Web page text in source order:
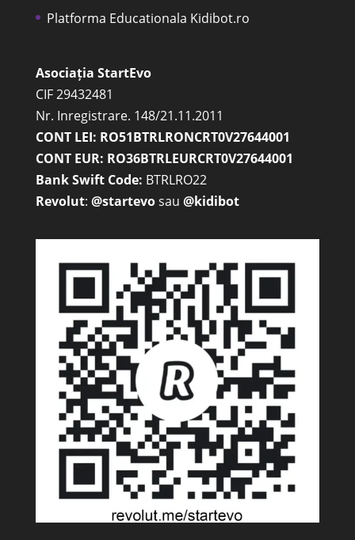
Platforma Educationala Kidibot.ro
Asociația StartEvo
CIF 29432481
Nr. Inregistrare. 148/21.11.2011
CONT LEI: RO51BTRLRONCRT0V27644001
CONT EUR: RO36BTRLEURCRT0V27644001
Bank Swift Code: BTRLRO22
Revolut: @startevosau @kidibot